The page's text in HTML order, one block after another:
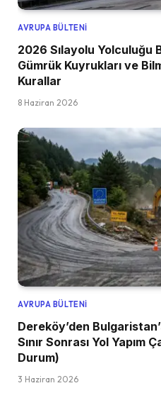
AVRUPA BÜLTENI
2026 Sılayolu Yolculuğu
Gümrük Kuyrukları ve
Kurallar
8 Haziran 2026
AVRUPA BÜLTENI
Dereköy’den
Sınır Sonrası Yol Yapım
Durum)
3 Haziran 2026